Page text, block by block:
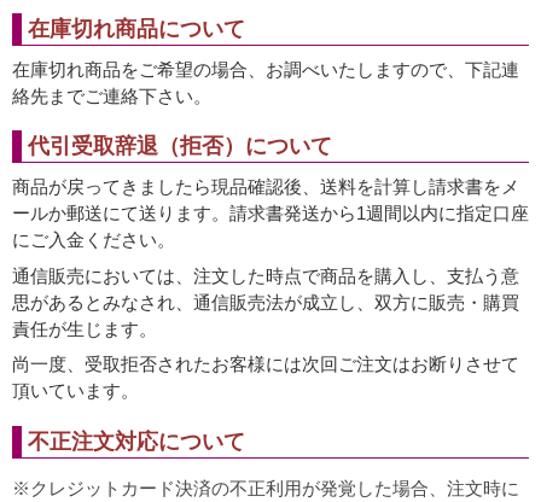
在庫切れ商品について
在庫切れ商品をご希望の場合、お調べいたしますので、下記連
絡先までご連絡下さい。
代引受取辞退（拒否）について
商品が戻ってきましたら現品確認後、送料を計算し請求書をメ
ールか郵送にて送ります。請求書発送から1週間以内に指定口座
にご入金ください。
通信販売においては、注文した時点で商品を購入し、支払う意
思があるとみなされ、通信販売法が成立し、双方に販売・購買
責任が生じます。
尚一度、受取拒否されたお客様には次回ご注文はお断りさせて
頂いています。
不正注文対応について
クレジットカード決済の不正利用が発覚した場合、注文時に